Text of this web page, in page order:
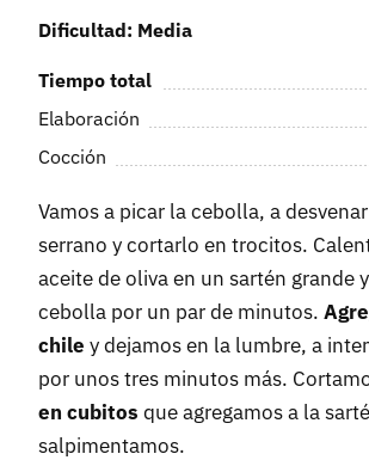
Dificultad: Media
Tiempo total
Elaboración
Cocción
Vamos a picar la cebolla, a
serrano y cortarlo en trocitos.
aceite de oliva en un sartén grande
cebolla por un par de minutos.
chile y dejamos en la lumbre, a
por unos tres minutos más.
en cubitos que agregamos a la
salpimentamos.